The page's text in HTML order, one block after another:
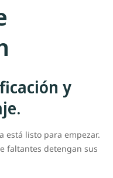
y
está listo para empezar.
faltantes detengan sus